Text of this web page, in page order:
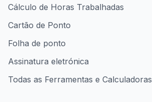
Cálculo de Horas Trabalhadas
Cartão de Ponto
Folha de ponto
Assinatura eletrónica
Todas as Ferramentas e Calculadoras